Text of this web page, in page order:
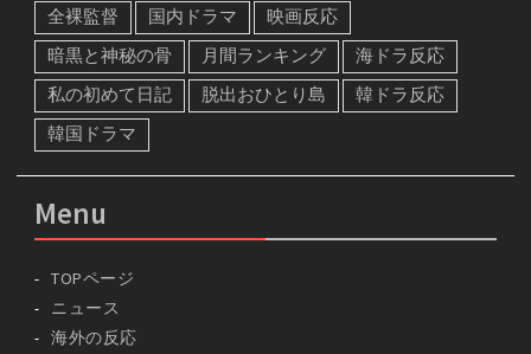
全裸監督 国内ドラマ
映画反応
暗黒と神秘の骨
月間ランキング
海ドラ反応
私の初めて日記
脱出おひとり島
韓ドラ反応
韓国ドラマ
Menu
TOPページ
ニュース
海外の反応